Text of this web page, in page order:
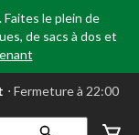
le plein de
de sacs à dos et
⋅ Fermeture à 22:00